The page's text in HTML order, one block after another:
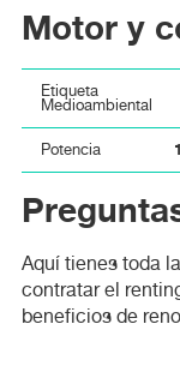
Motor y
Etiqueta
Medioambiental
Potencia
Aquí tienes toda
contratar el
beneficios de